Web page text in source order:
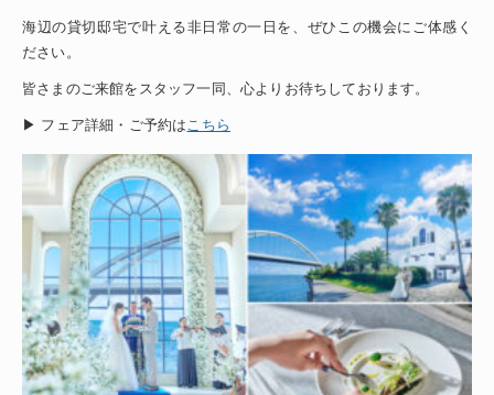
海辺の貸切邸宅で叶える非日常の一日を、ぜひこの機会にご体感く
ださい。
皆さまのご来館をスタッフ一同、心よりお待ちしております。
▶ フェア詳細・ご予約はこちら